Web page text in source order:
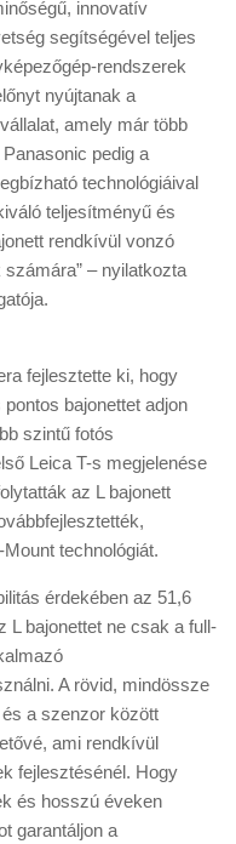
innovatív
segítségével teljes
rendszerek
nyújtanak a
amely már több
pedig a
technológiáival
teljesítményű és
rendkívül vonzó
– nyilatkozta
fejlesztette ki, hogy
bajonettet adjon
szintű fotós
Leica T-s megjelenése
az L bajonett
technológiát.
érdekében az 51,6
L bajonettet ne csak a full-
A rövid, mindössze
a szenzor között
ami rendkívül
fejlesztésénél. Hogy
és hosszú éveken
garantáljon a